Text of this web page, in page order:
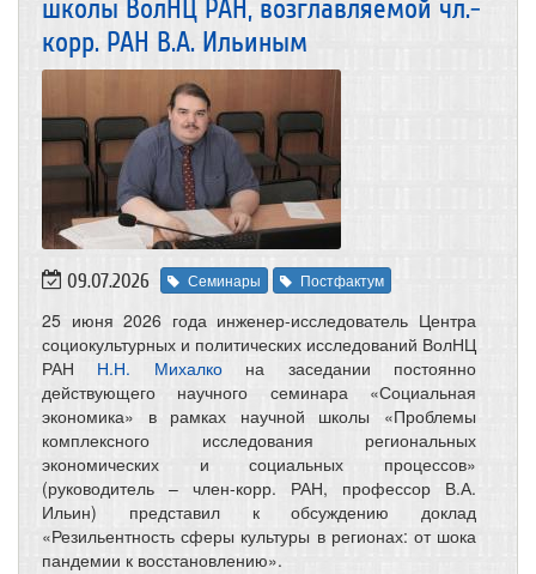
школы ВолНЦ РАН, возглавляемой чл.-
корр. РАН В.А. Ильиным
09.07.2026 Семинары Постфактум
25 июня 2026 года инженер-исследователь Центра
социокультурных и политических исследований ВолНЦ
РАН Н.Н. Михалкона заседании постоянно
действующего научного семинара «Социальная
экономика» в рамках научной школы «Проблемы
комплексного исследования региональных
экономических и социальных процессов»
(руководитель – член-корр. РАН, профессор В.А.
Ильин) представил к обсуждению доклад
«Резильентность сферы культуры в регионах: от шока
пандемии к восстановлению».